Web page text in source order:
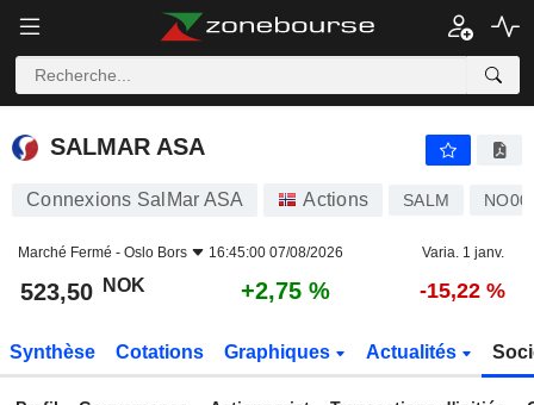
SALMAR ASA
SALMAR ASA
Connexions SalMar ASA Actions SALM
Marché Fermé - Oslo Bors 16:45:00 07/08/2026 Varia. 1 janv.
523,50 NOK +2,75 % -15,22 %
Synthèse Cotations Graphiques Actualités